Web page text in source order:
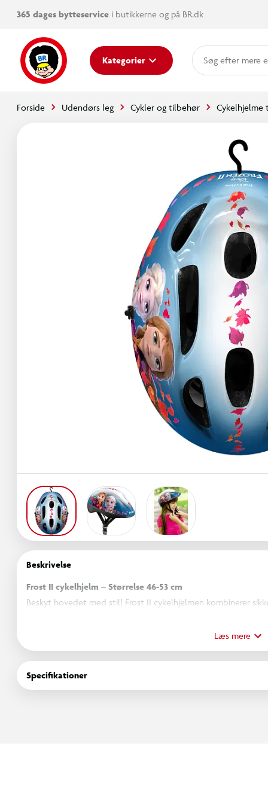
365 dages bytteservice i butikkerne og på BR.dk
Kategorier mere
Forside Udendørs leg Cykler og tilbehør Cykelhjelme
Beskrivelse
Frost II cykelhjelm – Størrelse 46-53 cm
Beskyt hovedet med stil! Frost II cykelhjelmen kombinerer
indvendig polstring og et justerbart hovedringssystem, der
det nemt at tilpasse hjelmen til barnets hoved, mens den
brug.Funktioner og fordele:
Velegnet til cykel, løbehjul, rulleskøjter og skateboard
Læs mere
Specifikationer